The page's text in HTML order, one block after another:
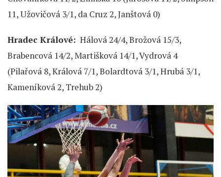
11, Užovičová 3/1, da Cruz 2, Janštová 0)
Hradec Králové: Hálová 24/4, Brožová 15/3,
Brabencová 14/2, Martišková 14/1, Vydrová 4
(Pilařová 8, Králová 7/1, Bolardtová 3/1, Hrubá 3/1,
Kameníková 2, Trehub 2)